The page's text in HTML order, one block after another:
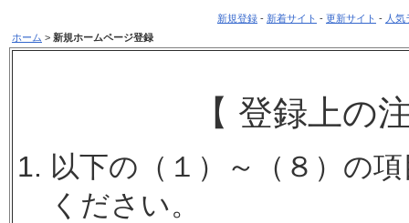
新規登録 - 新着サイト - 更新サイト - 人
ホーム > 新規ホームページ登録
【 登録上の
以下の（１）～（８）の
ください。